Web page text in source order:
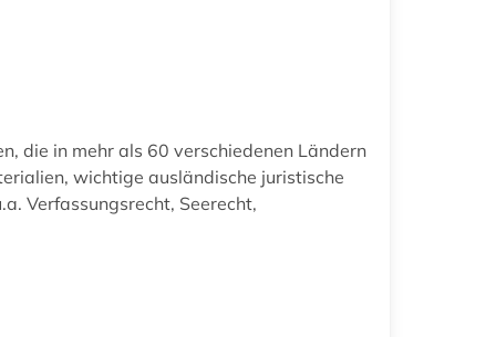
die in mehr als 60 verschiedenen Ländern
wichtige ausländische juristische
Verfassungsrecht, Seerecht,